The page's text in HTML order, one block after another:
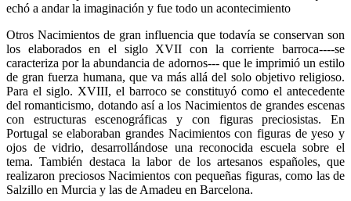
echó a andar la imaginación y fue todo un acontecimiento
Otros Nacimientos de gran influencia que todavía se conservan son
los elaborados en el siglo XVII con la corriente barroca----se
caracteriza por la abundancia de adornos--- que le imprimió un estilo
de gran fuerza humana, que va más allá del solo objetivo religioso.
Para el siglo. XVIII, el barroco se constituyó como el antecedente
del romanticismo, dotando así a los Nacimientos de grandes escenas
con estructuras escenográficas y con figuras preciosistas. En
Portugal se elaboraban grandes Nacimientos con figuras de yeso y
ojos de vidrio, desarrollándose una reconocida escuela sobre el
tema. También destaca la labor de los artesanos españoles, que
realizaron preciosos Nacimientos con pequeñas figuras, como las de
Salzillo en Murcia y las de Amadeu en Barcelona.